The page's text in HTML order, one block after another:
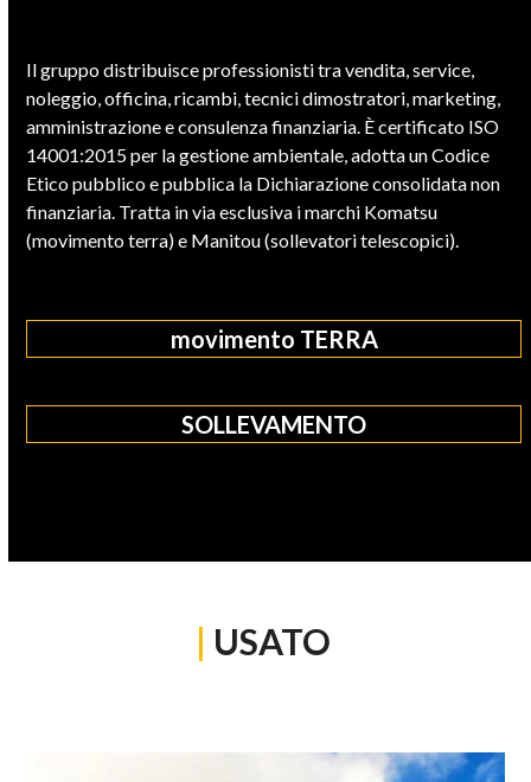
Il gruppo distribuisce professionisti tra vendita, service,
noleggio, officina, ricambi, tecnici dimostratori, marketing,
amministrazione e consulenza finanziaria. È certificato ISO
14001:2015 per la gestione ambientale, adotta un Codice
Etico pubblico e pubblica la Dichiarazione consolidata non
finanziaria. Tratta in via esclusiva i marchi Komatsu
(movimento terra) e Manitou (sollevatori telescopici).
movimento TERRA
SOLLEVAMENTO
| USATO